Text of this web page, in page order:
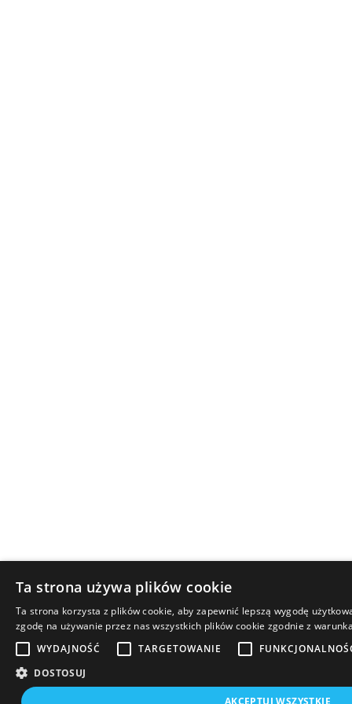
Ta strona używa plików cookie
Ta strona korzysta z plików cookie, aby zapewnić lepszą wygodę
zgodę na używanie przez nas wszystkich plików cookie zgodnie z
WYDAJNOŚĆ
TARGETOWANIE
DOSTOSUJ
AKCEPTUJ WSZYSTKIE